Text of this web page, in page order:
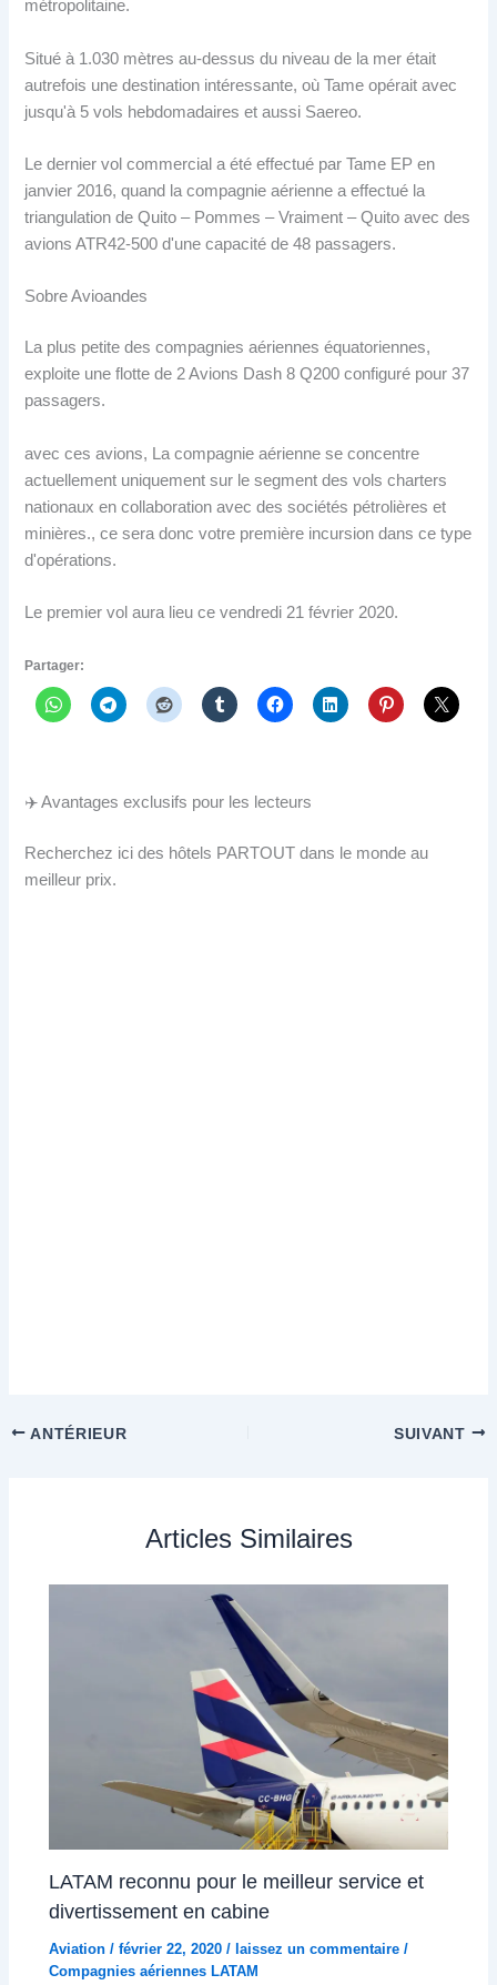
métropolitaine.
Situé à 1.030 mètres au-dessus du niveau de la mer était
autrefois une destination intéressante, où Tame opérait avec
jusqu'à 5 vols hebdomadaires et aussi Saereo.
Le dernier vol commercial a été effectué par Tame EP en
janvier 2016, quand la compagnie aérienne a effectué la
triangulation de Quito – Pommes – Vraiment – Quito avec des
avions ATR42-500 d'une capacité de 48 passagers.
Sobre Avioandes
La plus petite des compagnies aériennes équatoriennes,
exploite une flotte de 2 Avions Dash 8 Q200 configuré pour 37
passagers.
avec ces avions, La compagnie aérienne se concentre
actuellement uniquement sur le segment des vols charters
nationaux en collaboration avec des sociétés pétrolières et
minières., ce sera donc votre première incursion dans ce type
d'opérations.
Le premier vol aura lieu ce vendredi 21 février 2020.
Partager:
✈️ Avantages exclusifs pour les lecteurs
Recherchez ici des hôtels PARTOUT dans le monde au
meilleur prix.
ANTÉRIEUR SUIVANT
Articles Similaires
LATAM reconnu pour le meilleur service et
divertissement en cabine
Aviation /février 22, 2020/laissez un commentaire /
Compagnies aériennes LATAM